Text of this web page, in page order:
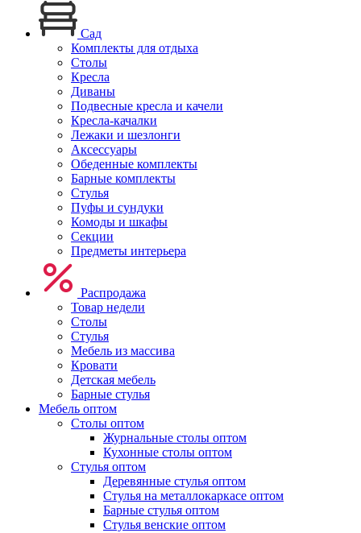
Сад
Комплекты для отдыха
Столы
Кресла
Диваны
Подвесные кресла и качели
Кресла-качалки
Лежаки и шезлонги
Аксессуары
Обеденные комплекты
Барные комплекты
Стулья
Пуфы и сундуки
Комоды и шкафы
Секции
Предметы интерьера
Распродажа
Товар недели
Столы
Стулья
Мебель из массива
Кровати
Детская мебель
Барные стулья
Мебель оптом
Столы оптом
Журнальные столы оптом
Кухонные столы оптом
Стулья оптом
Деревянные стулья оптом
Стулья на металлокаркасе оптом
Барные стулья оптом
Стулья венские оптом